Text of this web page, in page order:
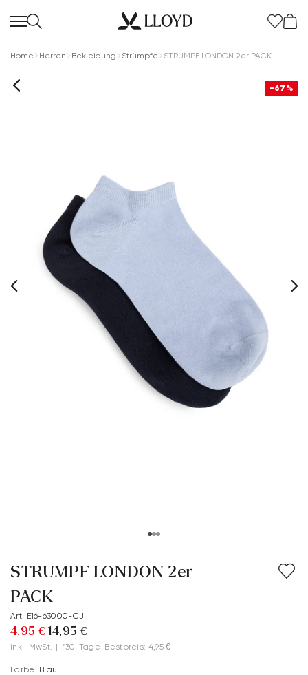
Home Herren Bekleidung Strümpfe STRUMPF LONDON 2er PACK
-67%
STRUMPF LONDON 2er
PACK
Art. E16-63000-CJ
4,95 € 14,95 €
inkl. MwSt. | *30-Tage-Bestpreis: 4,95 €
Farbe: Blau